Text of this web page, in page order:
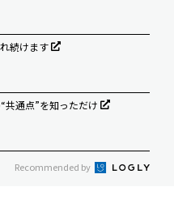
続けます
共通点”を知っただけ
Recommended by